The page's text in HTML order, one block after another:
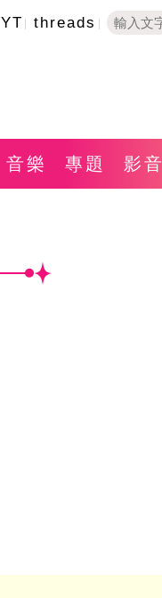
YT threads
音樂 專題 影音